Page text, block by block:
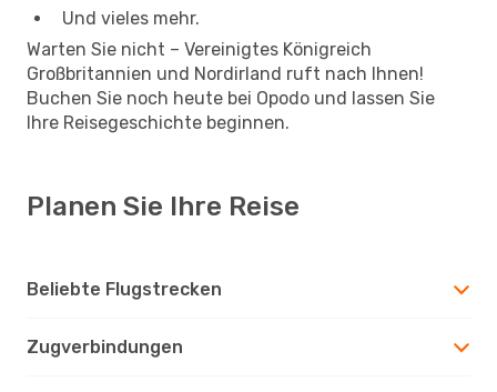
Und vieles mehr.
Warten Sie nicht – Vereinigtes Königreich
Großbritannien und Nordirland ruft nach Ihnen!
Buchen Sie noch heute bei Opodo und lassen Sie
Ihre Reisegeschichte beginnen.
Planen Sie Ihre Reise
Beliebte Flugstrecken
Zugverbindungen